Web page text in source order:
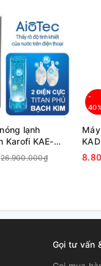
lạnh
Karofi KAE-
26.900.000₫
-
Gọi tư vấn